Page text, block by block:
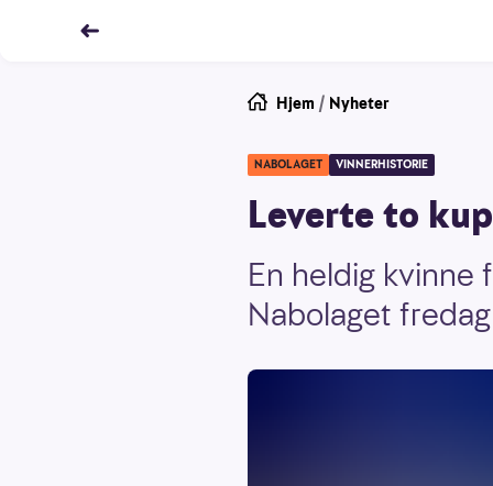
Hjem / Nyheter
NABOLAGET VINNERHISTORIE
Leverte to
En heldig kvinne
Nabolaget